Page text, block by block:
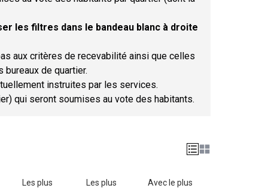
les filtres dans le bandeau blanc à droite
aux critères de recevabilité ainsi que celles
de quartier.
instruites par les services.
qui seront soumises au vote des habitants.
Les plus
Les plus
Avec le plus